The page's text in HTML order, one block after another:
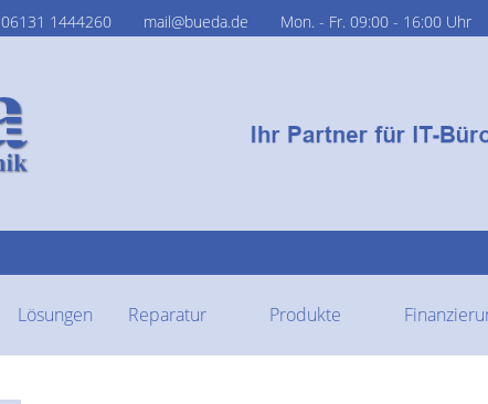
06131 1444260 mail@bueda.de Mon. - Fr. 09:00 - 16:00 Uhr
Lösungen Reparatur Produkte